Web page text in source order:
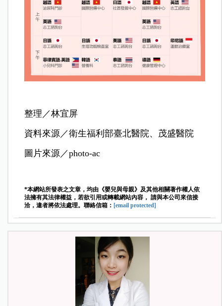
整理／林宜屏
資料來源／衛生福利部臺北醫院、茂盛醫院
圖片來源／photo-ac
*本網站所發表之文章，均由《嬰兒與母親》及其他相關著作權人依
法擁有其法律權益，若欲引用或轉載網站內容， 請與本公司來信接
洽，違者將依法處理。聯絡信箱： [email protected]